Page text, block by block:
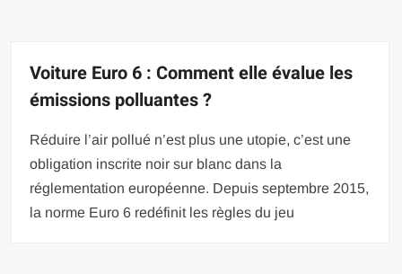
Voiture Euro 6 : Comment elle évalue les
émissions polluantes ?
Réduire l’air pollué n’est plus une utopie, c’est une
obligation inscrite noir sur blanc dans la
réglementation européenne. Depuis septembre 2015,
la norme Euro 6 redéfinit les règles du jeu